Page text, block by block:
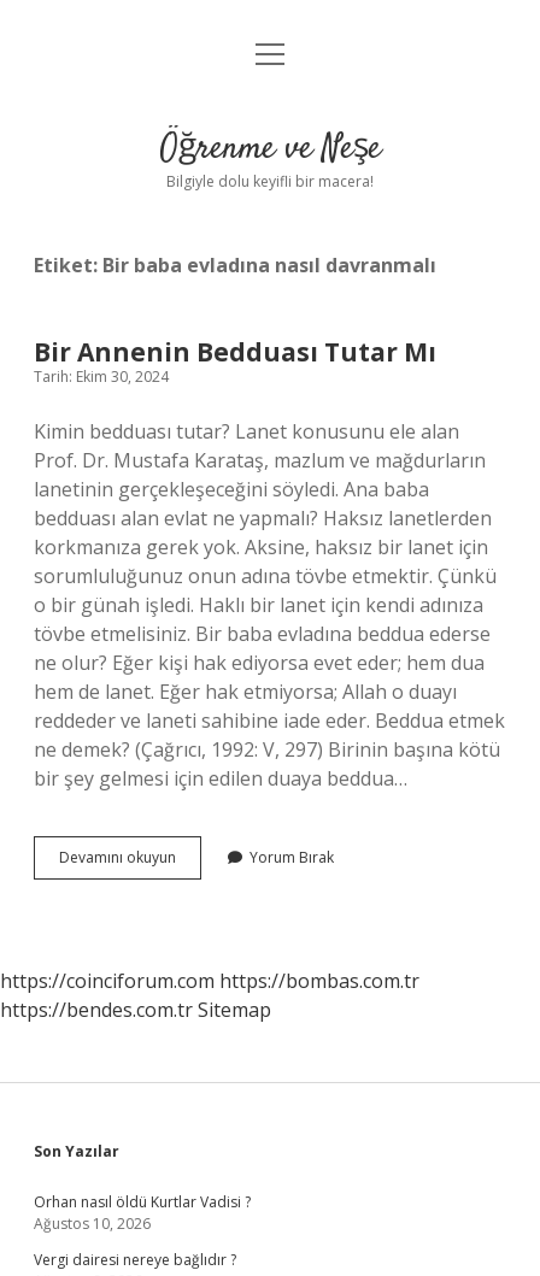
Anasayfa
Yasal Uyarı
menüyü
Öğrenme ve Neşe
Bilgiyle dolu keyifli bir macera!
Etiket: Bir baba evladına nasıl davranmalı
Bir Annenin Bedduası Tutar Mı
Tarih: Ekim 30, 2024
Kimin bedduası tutar? Lanet konusunu ele alan
Prof. Dr. Mustafa Karataş, mazlum ve mağdurların
lanetinin gerçekleşeceğini söyledi. Ana baba
bedduası alan evlat ne yapmalı? Haksız lanetlerden
korkmanıza gerek yok. Aksine, haksız bir lanet için
sorumluluğunuz onun adına tövbe etmektir. Çünkü
o bir günah işledi. Haklı bir lanet için kendi adınıza
tövbe etmelisiniz. Bir baba evladına beddua ederse
ne olur? Eğer kişi hak ediyorsa evet eder; hem dua
hem de lanet. Eğer hak etmiyorsa; Allah o duayı
reddeder ve laneti sahibine iade eder. Beddua etmek
ne demek? (Çağrıcı, 1992: V, 297) Birinin başına kötü
bir şey gelmesi için edilen duaya beddua…
Devamını okuyun
Annenin
Yorum Bırak
https://coinciforum.com https://bombas.com.tr
https://bendes.com.trSitemap
Sidebar
Son Yazılar
Orhan nasıl öldü Kurtlar Vadisi ?
Ağustos 10, 2026
Vergi dairesi nereye bağlıdır ?